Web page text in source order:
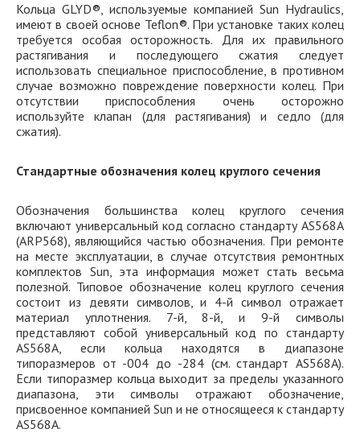
Кольца GLYD®, используемые компанией Sun Hydraulics,
имеют в своей основе Teflon®. При установке таких колец
требуется особая осторожность. Для их правильного
растягивания и последующего сжатия следует
использовать специальное приспособление, в противном
случае возможно повреждение поверхности колец. При
отсутствии приспособления очень осторожно
используйте клапан (для растягивания) и седло (для
сжатия).
Стандартные обозначения колец круглого сечения
Обозначения большинства колец круглого сечения
включают универсальный код согласно стандарту AS568A
(ARP568), являющийся частью обозначения. При ремонте
на месте эксплуатации, в случае отсутствия ремонтных
комплектов Sun, эта информация может стать весьма
полезной. Типовое обозначение колец круглого сечения
состоит из девяти символов, и 4-й символ отражает
материал уплотнения. 7-й, 8-й, и 9-й символы
представляют собой универсальный код по стандарту
AS568A, если кольца находятся в диапазоне
типоразмеров от -004 до -284 (см. стандарт AS568A).
Если типоразмер кольца выходит за пределы указанного
диапазона, эти символы отражают обозначение,
присвоенное компанией Sun и не относящееся к стандарту
AS568A.